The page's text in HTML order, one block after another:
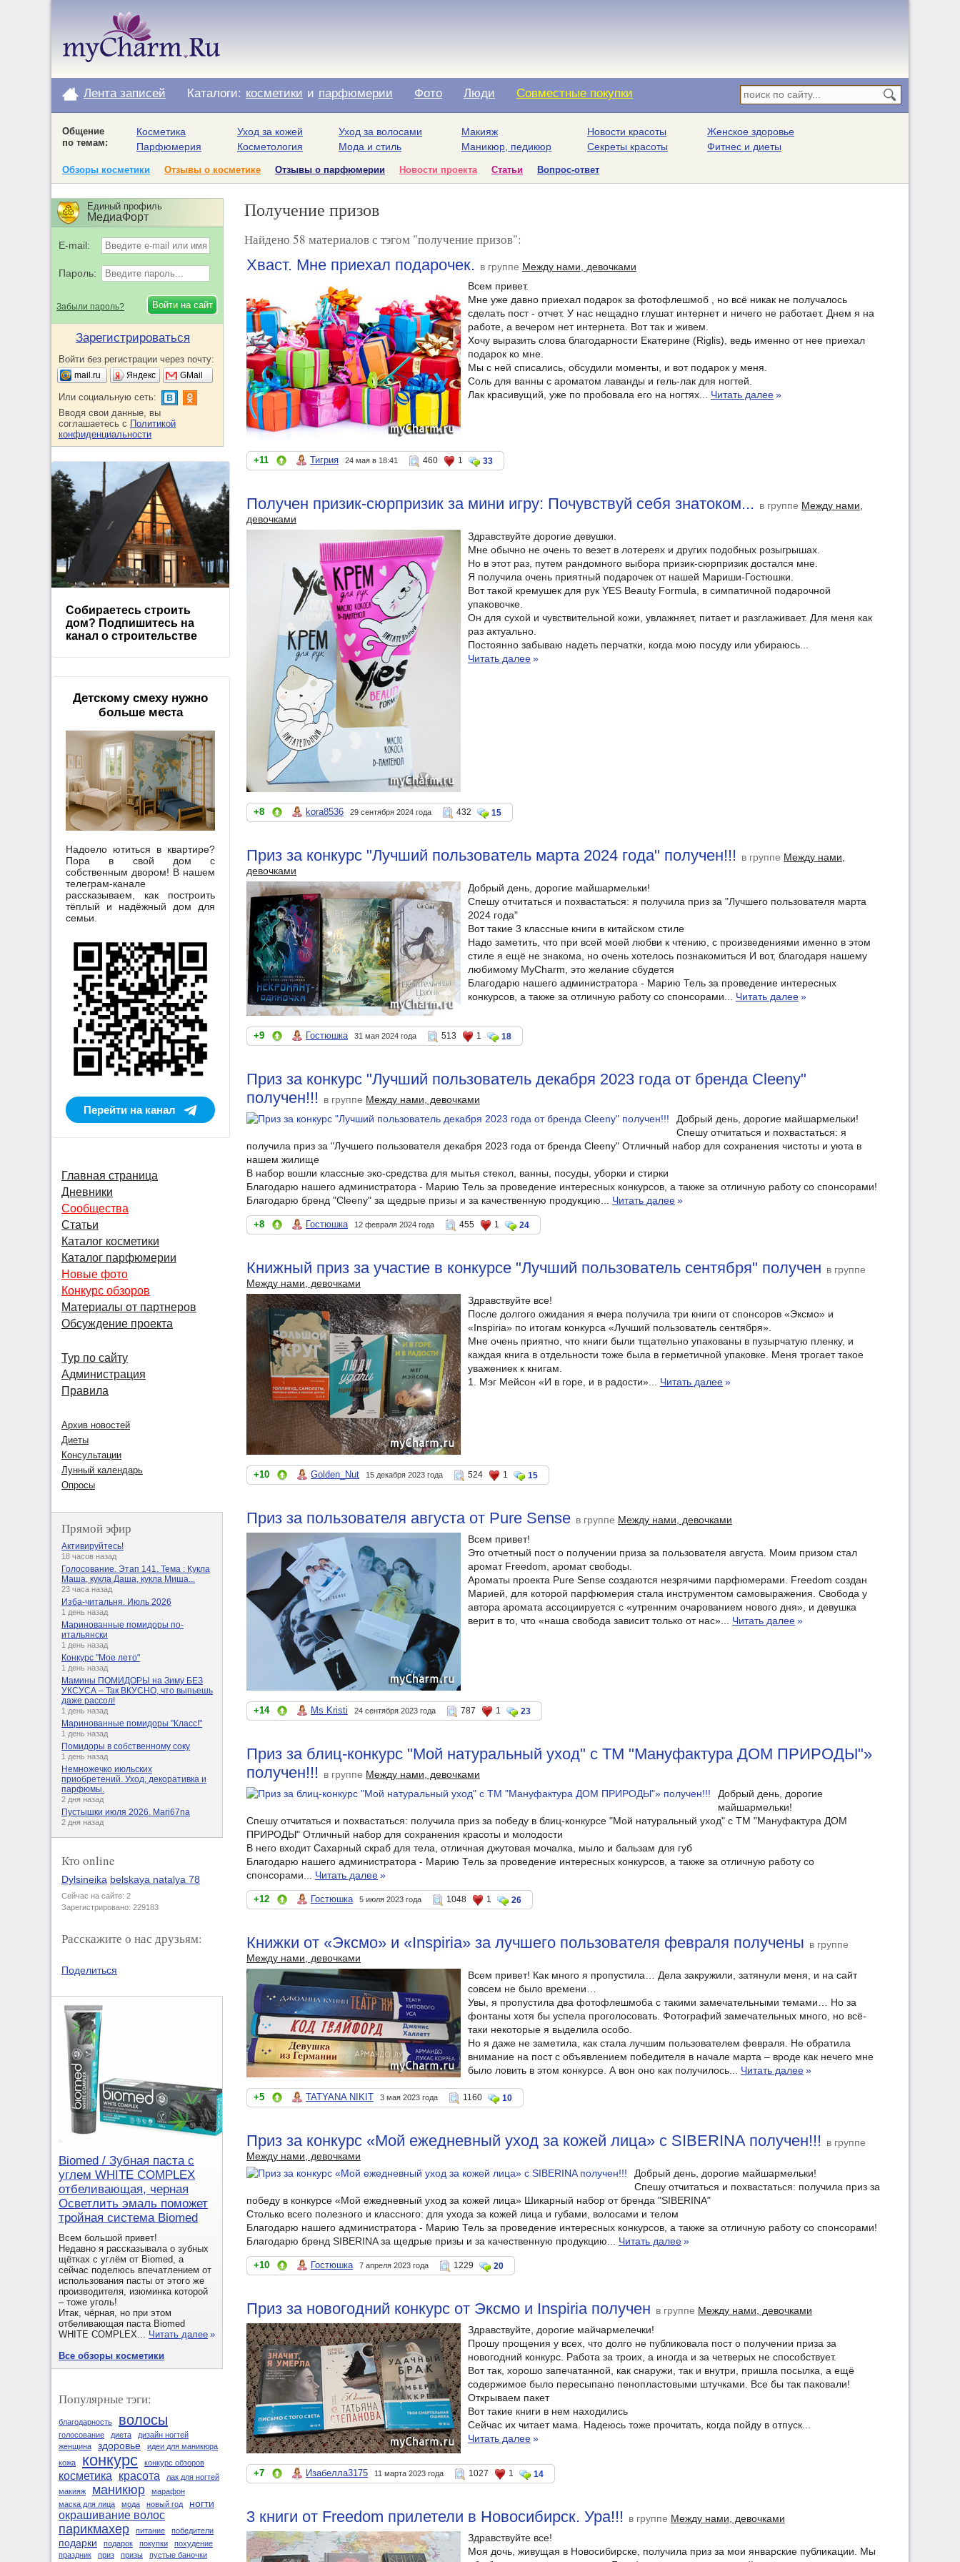
Лента записей Каталоги: косметики и парфюмерии Фото Люди Совместные покупки
Общение
по темам:
Косметика
Парфюмерия
Уход за кожей
Косметология
Уход за волосами
Мода и стиль
Макияж
Маникюр, педикюр
Новости красоты
Секреты красоты
Женское здоровье
Фитнес и диеты
Обзоры косметики Отзывы о косметике Отзывы о парфюмерии Новости проекта Статьи Вопрос-ответ
Получение призов
Найдено 58 материалов с тэгом "получение призов":
Хваст. Мне приехал подарочек. в группе Между нами, девочками
Всем привет.
Мне уже давно приехал подарок за фотофлешмоб , но всё никак не получалось
сделать пост - отчет. У нас нещадно глушат интернет и ничего не работает. Днем я на
работе, а вечером нет интернета. Вот так и живем.
Хочу выразить слова благодарности Екатерине (Riglis), ведь именно от нее приехал
подарок ко мне.
Мы с ней списались, обсудили моменты, и вот подарок у меня.
Соль для ванны с ароматом лаванды и гель-лак для ногтей.
Лак красивущий, уже по пробовала его на ногтях... Читать далее»
+11 Тигрия 24 мая в 18:41 460 1 33
Получен призик-сюрпризик за мини игру: Почувствуй себя знатоком... в группе Между нами,
девочками
Здравствуйте дорогие девушки.
Мне обычно не очень то везет в лотереях и других подобных розыгрышах.
Но в этот раз, путем рандомного выбора призик-сюрпризик достался мне.
Я получила очень приятный подарочек от нашей Мариши-Гостюшки.
Вот такой кремушек для рук YES Beauty Formula, в симпатичной подарочной
упаковочке.
Он для сухой и чувствительной кожи, увлажняет, питает и разглаживает. Для меня как
раз актуально.
Постоянно забываю надеть перчатки, когда мою посуду или убираюсь...
Читать далее»
+8 kora8536 29 сентября 2024 года 432 15
Приз за конкурс "Лучший пользователь марта 2024 года" получен!!! в группе Между нами,
девочками
Добрый день, дорогие майшармельки!
Спешу отчитаться и похвастаться: я получила приз за "Лучшего пользователя марта
2024 года"
Вот такие 3 классные книги в китайском стиле
Надо заметить, что при всей моей любви к чтению, с произведениями именно в этом
стиле я ещё не знакома, но очень хотелось познакомиться И вот, благодаря нашему
любимому MyCharm, это желание сбудется
Благодарю нашего администратора - Марию Тель за проведение интересных
конкурсов, а также за отличную работу со спонсорами... Читать далее»
+9 Гостюшка 31 мая 2024 года 513 1 18
Приз за конкурс "Лучший пользователь декабря 2023 года от бренда Cleeny"
получен!!!
в группе Между нами, девочками
Добрый день, дорогие майшармельки!
Спешу отчитаться и похвастаться: я
получила приз за "Лучшего пользователя декабря 2023 года от бренда Cleeny" Отличный набор для сохранения чистоты и уюта в
нашем жилище
В набор вошли классные эко-средства для мытья стекол, ванны, посуды, уборки и стирки
Благодарю нашего администратора - Марию Тель за проведение интересных конкурсов, а также за отличную работу со спонсорами!
Благодарю бренд "Cleeny" за щедрые призы и за качественную продукцию... Читать далее»
+8 Гостюшка 12 февраля 2024 года 455 1 24
Книжный приз за участие в конкурсе "Лучший пользователь сентября" получен в группе
Между нами, девочками
Здравствуйте все!
После долгого ожидания я вчера получила три книги от спонсоров «Эксмо» и
«Inspiria» по итогам конкурса «Лучший пользователь сентября».
Мне очень приятно, что книги были тщательно упакованы в пузырчатую пленку, и
каждая книга в отдельности тоже была в герметичной упаковке. Меня трогает такое
уважениек к книгам.
1. Мэг Мейсон «И в горе, и в радости»... Читать далее»
+10 Golden_Nut 15 декабря 2023 года 524 1 15
Приз за пользователя августа от Pure Sense в группе Между нами, девочками
Всем привет!
Это отчетный пост о получении приза за пользователя августа. Моим призом стал
аромат Freedom, аромат свободы.
Ароматы проекта Pure Sense создаются незрячими парфюмерами. Freedom создан
Марией, для которой парфюмерия стала инструментом самовыражения. Свобода у
автора аромата ассоциируется с «утренним очарованием нового дня», и девушка
верит в то, что «наша свобода зависит только от нас»... Читать далее»
+14 Ms Kristi 24 сентября 2023 года 787 1 23
Приз за блиц-конкурс "Мой натуральный уход" с ТМ "Мануфактура ДОМ ПРИРОДЫ"»
получен!!!
в группе Между нами, девочками
Добрый день, дорогие
майшармельки!
Спешу отчитаться и похвастаться: получила приз за победу в блиц-конкурсе "Мой натуральный уход" с ТМ "Мануфактура ДОМ
ПРИРОДЫ" Отличный набор для сохранения красоты и молодости
В него входит Сахарный скраб для тела, отличная джутовая мочалка, мыло и бальзам для губ
Благодарю нашего администратора - Марию Тель за проведение интересных конкурсов, а также за отличную работу со
спонсорами... Читать далее»
+12 Гостюшка 5 июля 2023 года 1048 1 26
Книжки от «Эксмо» и «Inspiria» за лучшего пользователя февраля получены в группе
Между нами, девочками
Всем привет! Как много я пропустила… Дела закружили, затянули меня, и на сайт
совсем не было времени…
Увы, я пропустила два фотофлешмоба с такими замечательными темами… Но за
фонтаны хотя бы успела проголосовать. Фотографий замечательных много, но всё-
таки некоторые я выделила особо.
Но я даже не заметила, как стала лучшим пользователем февраля. Не обратила
внимание на пост с объявлением победителя в начале марта – вроде как нечего мне
было ловить в этом конкурсе. А вон оно как получилось... Читать далее»
+5 TATYANA NIKIT 3 мая 2023 года 1160 10
Приз за конкурс «Мой ежедневный уход за кожей лица» с SIBERINA получен!!!
в группе
Между нами, девочками
Добрый день, дорогие майшармельки!
Спешу отчитаться и похвастаться: получила приз за
победу в конкурсе «Мой ежедневный уход за кожей лица» Шикарный набор от бренда "SIBERINA"
Столько всего полезного и классного: для ухода за кожей лица и губами, волосами и телом
Благодарю нашего администратора - Марию Тель за проведение интересных конкурсов, а также за отличную работу со спонсорами!
Благодарю бренд SIBERINA за щедрые призы и за качественную продукцию... Читать далее»
+10 Гостюшка 7 апреля 2023 года 1229 20
Приз за новогодний конкурс от Эксмо и Inspiria получен в группе Между нами, девочками
Здравствуйте, дорогие майчармелечки!
Прошу прощения у всех, что долго не публиковала пост о получении приза за
новогодний конкурс. Работа за троих, а иногда и за четверых не способствует.
Вот так, хорошо запечатанной, как снаружи, так и внутри, пришла посылка, а ещё
содержимое было пересыпано пенопластовыми штучками. Все бы так паковали!
Открываем пакет
Вот такие книги в нем находились
Сейчас их читает мама. Надеюсь тоже прочитать, когда пойду в отпуск...
Читать далее»
+7 Изабелла3175 11 марта 2023 года 1027 1 14
3 книги от Freedom прилетели в Новосибирск. Ура!!! в группе Между нами, девочками
Здравствуйте все!
Моя дочь, живущая в Новосибирске, получила приз за мои январские публикации. Мы
Единый профиль
МедиаФорт
E-mail:
Пароль:
Забыли пароль?
Зарегистрироваться
Войти без регистрации через почту:
mail.ru Яндекс GMail
Или социальную сеть:
Вводя свои данные, вы
соглашаетесь с Политикой
конфиденциальности
Собираетесь строить
дом? Подпишитесь на
канал о строительстве
Детскому смеху нужно
больше места
Надоело ютиться в квартире?
Пора в свой дом с
собственным двором! В нашем
телеграм-канале
рассказываем, как построить
тёплый и надёжный дом для
семьи.
Перейти на канал
Главная страница
Дневники
Сообщества
Статьи
Каталог косметики
Каталог парфюмерии
Новые фото
Конкурс обзоров
Материалы от партнеров
Обсуждение проекта
Тур по сайту
Администрация
Правила
Архив новостей
Диеты
Консультации
Лунный календарь
Опросы
Прямой эфир
Активируйтесь!
18 часов назад
Голосование. Этап 141. Тема : Кукла
Маша, кукла Даша, кукла Миша...
23 часа назад
Изба-читальня. Июль 2026
1 день назад
Маринованные помидоры по-
итальянски
1 день назад
Конкурс "Мое лето"
1 день назад
Мамины ПОМИДОРЫ на Зиму БЕЗ
УКСУСА – Так ВКУСНО, что выпьешь
даже рассол!
1 день назад
Маринованные помидоры "Класс!"
1 день назад
Помидоры в собственному соку
1 день назад
Немножечко июльских
приобретений. Уход, декоративка и
парфюмы.
2 дня назад
Пустышки июля 2026. Mari67na
2 дня назад
Кто online
Dylsineika belskaya natalya 78
Сейчас на сайте: 2
Зарегистрировано: 229183
Расскажите о нас друзьям:
Поделиться
Biomed / Зубная паста с
углем WHITE COMPLEX
отбеливающая, черная
Осветлить эмаль поможет
тройная система Biomed
Всем большой привет!
Недавно я рассказывала о зубных
щётках с углём от Biomed, а
сейчас поделюсь впечатлением от
использования пасты от этого же
производителя, изюминка которой
– тоже уголь!
Итак, чёрная, но при этом
отбеливающая паста Biomed
WHITE COMPLEX... Читать далее »
Все обзоры косметики
Популярные тэги:
благодарность волосы
голосование диета
дизайн ногтей
женщина
здоровье
идеи для маникюра
кожа
конкурс конкурс обзоров
косметика красота
лак для ногтей
макияж
маникюр
марафон
маска для лица
мода новый год ногти
окрашивание волос
парикмахер питание победители
подарки подарок покупки
похудение
праздник
приз призы пустые баночки